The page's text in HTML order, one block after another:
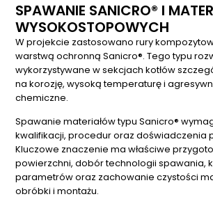
SPAWANIE SANICRO® I
WYSOKOSTOPOWYCH
W projekcie zastosowano rury
warstwą ochronną Sanicro®. Tego typu
wykorzystywane w sekcjach kotłów
na korozję, wysoką temperaturę i
chemiczne.
Spawanie materiałów typu Sanicro®
kwalifikacji, procedur oraz doświadczenia
Kluczowe znaczenie ma właściwe
powierzchni, dobór technologii spawania,
parametrów oraz zachowanie czystości
obróbki i montażu.